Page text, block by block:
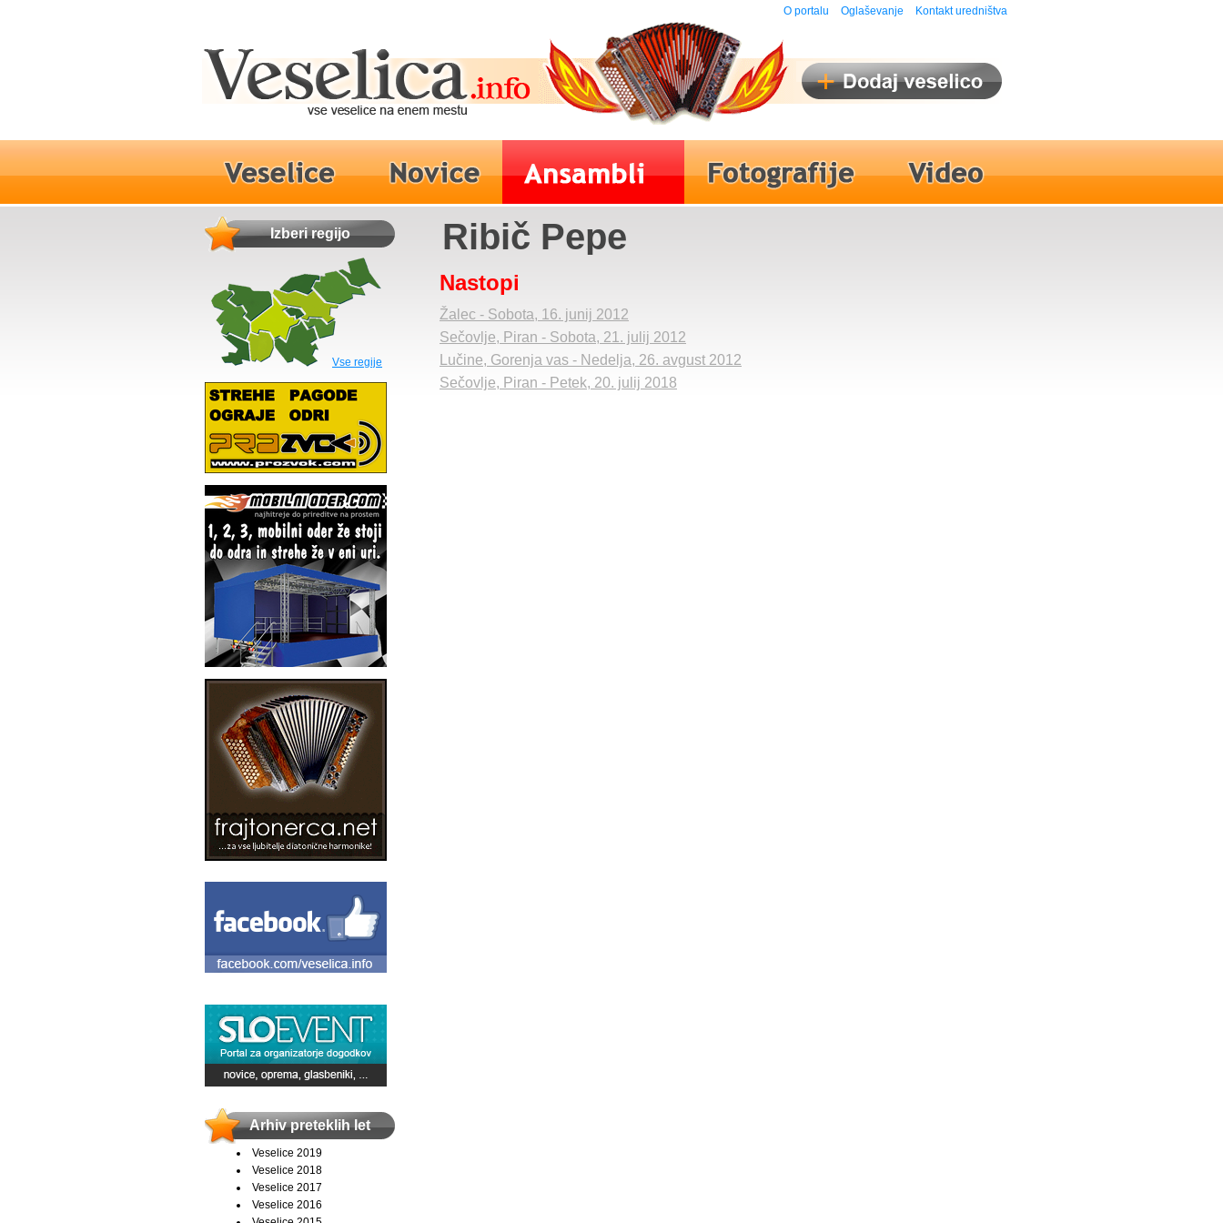
O portalu Oglaševanje Kontakt uredništva
Izberi regijo
Vse regije
Arhiv preteklih let
Veselice 2019
Veselice 2018
Veselice 2017
Veselice 2016
Ribič Pepe
Nastopi
Žalec - Sobota, 16. junij 2012
Sečovlje, Piran - Sobota, 21. julij 2012
Lučine, Gorenja vas - Nedelja, 26. avgust 2012
Sečovlje, Piran - Petek, 20. julij 2018